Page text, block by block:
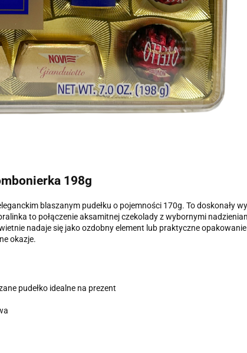
198g
blaszanym pudełku o pojemności 170g. To doskonały
to połączenie aksamitnej czekolady z wybornymi
nadaje się jako ozdobny element lub praktyczne
okazje.
pudełko idealne na prezent